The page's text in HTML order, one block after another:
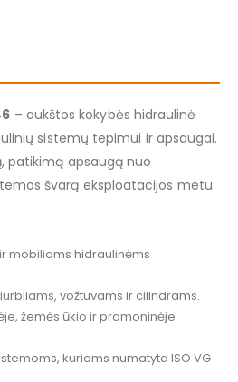
– aukštos kokybės hidraulinė
sistemų tepimui ir apsaugai.
patikimą apsaugą nuo
švarą eksploatacijos metu.
mobilioms hidraulinėms
vožtuvams ir cilindrams.
žemės ūkio ir pramoninėje
kurioms numatyta ISO VG